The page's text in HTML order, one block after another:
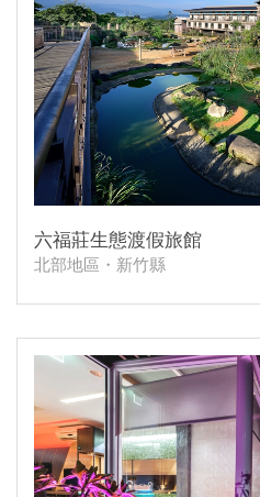
六福莊生態渡假旅館
北部地區・新竹縣